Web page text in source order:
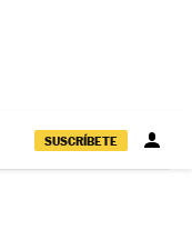
SUSCRÍBETE